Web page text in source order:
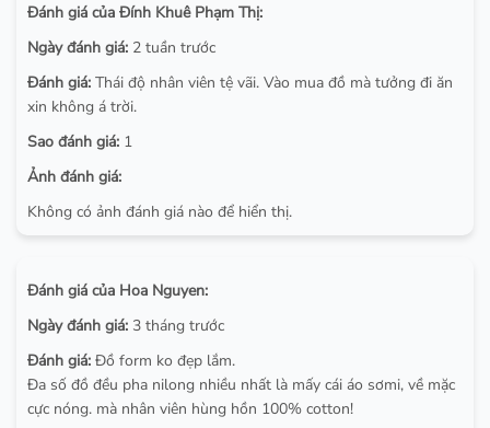
Đánh giá của Đính Khuê Phạm Thị:
Ngày đánh giá: 2 tuần trước
Đánh giá: Thái độ nhân viên tệ vãi. Vào mua đồ mà tưởng đi ăn
xin không á trời.
Sao đánh giá: 1
Ảnh đánh giá:
Không có ảnh đánh giá nào để hiển thị.
Đánh giá của Hoa Nguyen:
Ngày đánh giá: 3 tháng trước
Đánh giá: Đồ form ko đẹp lắm.
Đa số đồ đều pha nilong nhiều nhất là mấy cái áo sơmi, về mặc
cực nóng. mà nhân viên hùng hồn 100% cotton!